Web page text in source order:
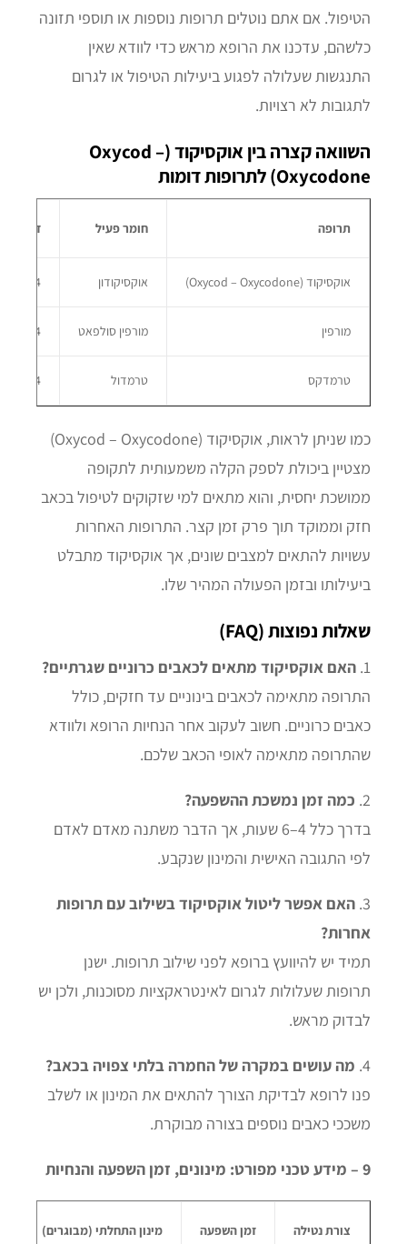
הטיפול. אם אתם נוטלים תרופות נוספות או תוספי תזונה
כלשהם, עדכנו את הרופא מראש כדי לוודא שאין
התנגשות שעלולה לפגוע ביעילות הטיפול או לגרום
לתגובות לא רצויות.
השוואה קצרה בין אוקסיקוד (Oxycod –
Oxycodone) לתרופות דומות
תרופה חומר פעיל זמן
אוקסיקוד (Oxycod – Oxycodone) אוקסיקודון
מורפין מורפין סולפאט
טרמדקס טרמדול
כמו שניתן לראות, אוקסיקוד (Oxycod – Oxycodone)
מצטיין ביכולת לספק הקלה משמעותית לתקופה
ממושכת יחסית, והוא מתאים למי שזקוקים לטיפול בכאב
חזק וממוקד תוך פרק זמן קצר. התרופות האחרות
עשויות להתאים למצבים שונים, אך אוקסיקוד מתבלט
ביעילותו ובזמן הפעולה המהיר שלו.
שאלות נפוצות (FAQ)
האם אוקסיקוד מתאים לכאבים כרוניים שגרתיים?
התרופה מתאימה לכאבים בינוניים עד חזקים, כולל
כאבים כרוניים. חשוב לעקוב אחר הנחיות הרופא ולוודא
שהתרופה מתאימה לאופי הכאב שלכם.
כמה זמן נמשכת ההשפעה?
בדרך כלל 4–6 שעות, אך הדבר משתנה מאדם לאדם
לפי התגובה האישית והמינון שנקבע.
האם אפשר ליטול אוקסיקוד בשילוב עם תרופות
אחרות?
תמיד יש להיוועץ ברופא לפני שילוב תרופות. ישנן
תרופות שעלולות לגרום לאינטראקציות מסוכנות, ולכן יש
לבדוק מראש.
מה עושים במקרה של החמרה בלתי צפויה בכאב?
פנו לרופא לבדיקת הצורך להתאים את המינון או לשלב
משככי כאבים נוספים בצורה מבוקרת.
צורת נטילה זמן השפעה מינון התחלתי (מבוגרים)